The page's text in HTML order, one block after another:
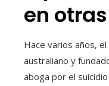
en
Hace varios años,
australiano y
aboga por el